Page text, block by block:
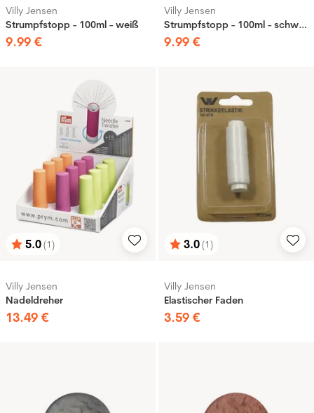
Villy Jensen
Strumpfstopp - 100ml - weiß
9.99 €
Villy Jensen
Strumpfstopp - 100ml - schwarz
9.99 €
Bewertung:
5.0(1)
von 5 Sternen
Villy Jensen
Nadeldreher
13.49 €
Bewertung:
3.0(1)
von 5 Sternen
Villy Jensen
Elastischer Faden
3.59 €